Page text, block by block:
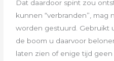
Dat daardoor spint zou
kunnen “verbranden”, mag
worden gestuurd. Gebruikt
de boom u daarvoor
laten zien of enige tijd geen